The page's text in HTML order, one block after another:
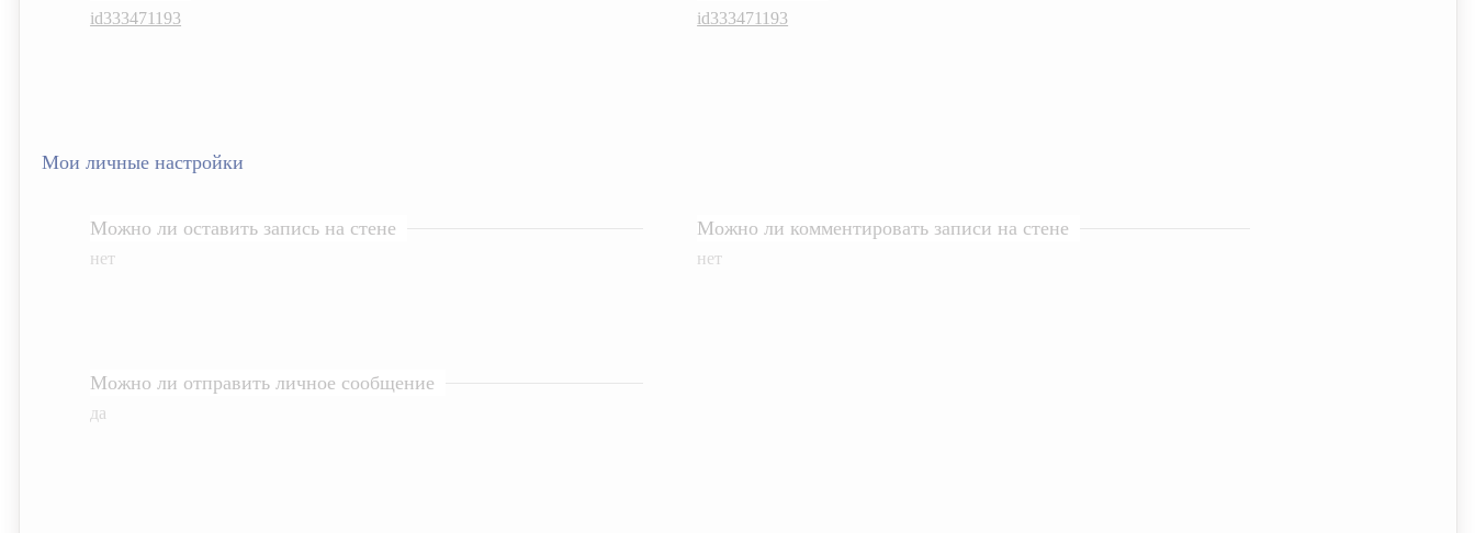
id333471193 id333471193
Мои личные настройки
Можно ли оставить запись на стене
нет
Можно ли комментировать записи на стене
нет
Можно ли отправить личное сообщение
да